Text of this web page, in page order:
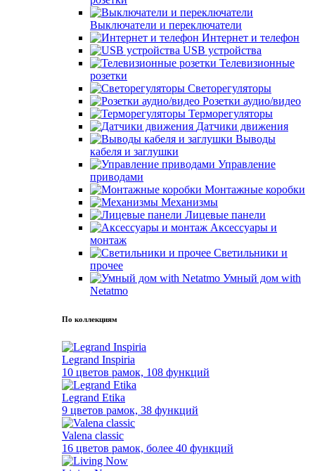
Выключатели и переключатели
Интернет и телефон
USB устройства
Телевизионные
розетки
Светорегуляторы
Розетки аудио/видео
Терморегуляторы
Датчики движения
Выводы
кабеля и заглушки
Управление
приводами
Монтажные коробки
Механизмы
Лицевые панели
Аксессуары и
монтаж
Светильники и
прочее
Умный дом with
Netatmo
По коллекциям
Legrand Inspiria
10 цветов рамок, 108 функций
Legrand Etika
9 цветов рамок, 38 функций
Valena classic
16 цветов рамок, более 40 функций